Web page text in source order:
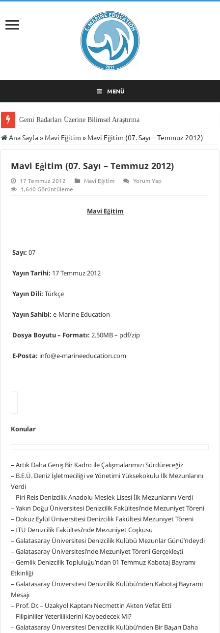
MENÜ
Gemi Radarları Üzerine Bilimsel Araştırma
Ana Sayfa» Mavi Eğitim » Mavi Eğitim (07. Sayı – Temmuz 2012)
Mavi Eğitim (07. Sayı – Temmuz 2012)
17 Temmuz 2012 Mavi Eğitim
Yorum Yap
1,640 Görüntüleme
Mavi Eğitim
Sayı: 07
Yayın Tarihi: 17 Temmuz 2012
Yayın Dili: Türkçe
Yayın Sahibi: e-Marine Education
Dosya Boyutu – Formatı:2.50MB – pdf/zip
E-Posta: info@e-marineeducation.com
Konular
– Artık Daha Geniş Bir Kadro ile Çalışmalarımızı Sürdüreceğiz
– B.E.Ü. Deniz İşletmeciliği ve Yönetimi Yüksekokulu İlk Mezunlarını
Verdi
– Piri Reis Denizcilik Anadolu Meslek Lisesi İlk Mezunlarını Verdi
– Yakın Doğu Üniversitesi Denizcilik Fakültesi’nde Mezuniyet Töreni
– Dokuz Eylül Üniversitesi Denizcilik Fakültesi Mezuniyet Töreni
– İTÜ Denizcilik Fakültesi’nde Mezuniyet Coşkusu
– Galatasaray Üniversitesi Denizcilik Kulübü Mezunlar Günü’ndeydi
– Galatasaray Üniversitesi’nde Mezuniyet Töreni Gerçekleşti
– Gemlik Denizcilik Topluluğu’ndan 01 Temmuz Kabotaj Bayramı
Etkinliği
– Galatasaray Üniversitesi Denizcilik Kulübü’nden Kabotaj Bayramı
Mesajı
– Prof. Dr. – Uzakyol Kaptanı Necmettin Akten Vefat Etti
– Filipinliler Yeterliliklerini Kaybedecek Mi?
– Galatasaray Üniversitesi Denizcilik Kulübü’nden Bir Başarı Daha